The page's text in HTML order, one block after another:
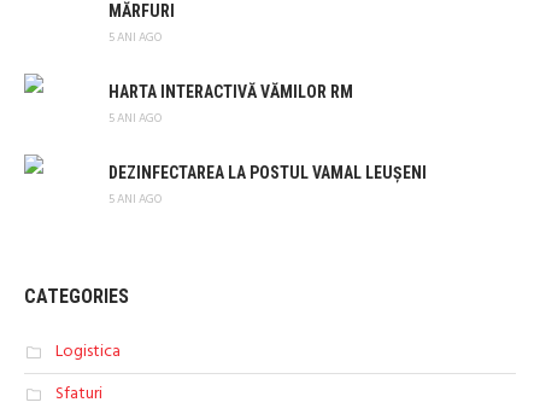
MĂRFURI
5 ANI AGO
HARTA INTERACTIVĂ VĂMILOR RM
5 ANI AGO
DEZINFECTAREA LA POSTUL VAMAL LEUȘENI
5 ANI AGO
CATEGORIES
Logistica
Sfaturi